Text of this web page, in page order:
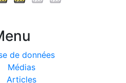
de données
Médias
Articles